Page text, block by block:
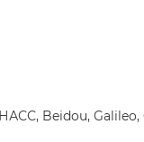
Beidou, Galileo,